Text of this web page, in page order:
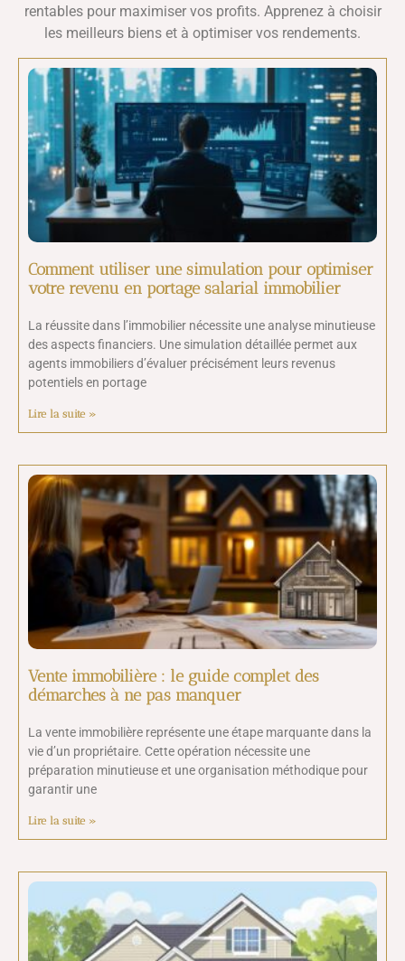
rentables pour maximiser vos profits. Apprenez à choisir
les meilleurs biens et à optimiser vos rendements.
Comment utiliser une simulation pour optimiser
votre revenu en portage salarial immobilier
La réussite dans l’immobilier nécessite une analyse minutieuse
des aspects financiers. Une simulation détaillée permet aux
agents immobiliers d’évaluer précisément leurs revenus
potentiels en portage
Lire la suite »
Vente immobilière : le guide complet des
démarches à ne pas manquer
La vente immobilière représente une étape marquante dans la
vie d’un propriétaire. Cette opération nécessite une
préparation minutieuse et une organisation méthodique pour
garantir une
Lire la suite »